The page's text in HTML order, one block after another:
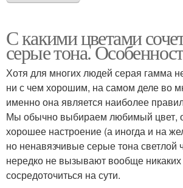
С какими цветами
серые тона.
Хотя для многих людей серая гамма
ни с чем хорошим, на самом деле во
именно она является наиболее
Мы обычно выбираем любимый цвет,
хорошее настроение (а иногда и на
но ненавязчивые серые тона светлой
нередко не вызывают вообще
сосредоточиться на сути.